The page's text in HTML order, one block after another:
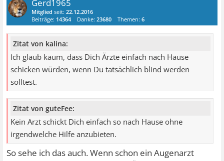
Gerd1965
Mitglied seit:22.12.2016
Beiträge: 14364 Danke:23680 Themen:6
Zitat von kalina:
Ich glaub kaum, dass Dich Ärzte einfach nach Hause
schicken würden, wenn Du tatsächlich blind werden
solltest.
Zitat von guteFee:
Kein Arzt schickt Dich einfach so nach Hause ohne
irgendwelche Hilfe anzubieten.
So sehe ich das auch. Wenn schon ein Augenarzt